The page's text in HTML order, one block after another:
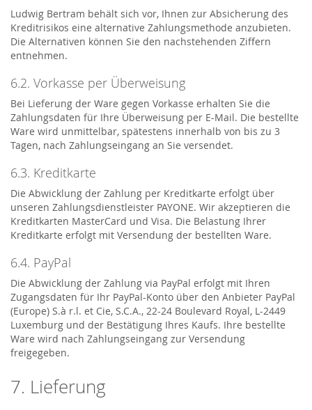
Ludwig Bertram behält sich vor, Ihnen zur Absicherung des
Kreditrisikos eine alternative Zahlungsmethode anzubieten.
Die Alternativen können Sie den nachstehenden Ziffern
entnehmen.
6.2. Vorkasse per Überweisung
Bei Lieferung der Ware gegen Vorkasse erhalten Sie die
Zahlungsdaten für Ihre Überweisung per E-Mail. Die bestellte
Ware wird unmittelbar, spätestens innerhalb von bis zu 3
Tagen, nach Zahlungseingang an Sie versendet.
6.3. Kreditkarte
Die Abwicklung der Zahlung per Kreditkarte erfolgt über
unseren Zahlungsdienstleister PAYONE. Wir akzeptieren die
Kreditkarten MasterCard und Visa. Die Belastung Ihrer
Kreditkarte erfolgt mit Versendung der bestellten Ware.
6.4. PayPal
Die Abwicklung der Zahlung via PayPal erfolgt mit Ihren
Zugangsdaten für Ihr PayPal-Konto über den Anbieter PayPal
(Europe) S.à r.l. et Cie, S.C.A., 22-24 Boulevard Royal, L-2449
Luxemburg und der Bestätigung Ihres Kaufs. Ihre bestellte
Ware wird nach Zahlungseingang zur Versendung
freigegeben.
7. Lieferung